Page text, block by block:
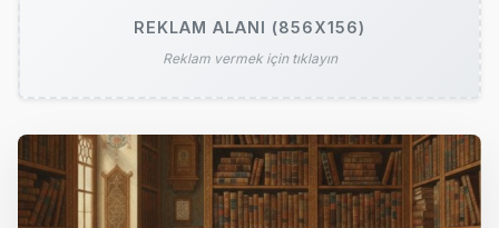
REKLAM ALANI (856X156)
Reklam vermek için tıklayın